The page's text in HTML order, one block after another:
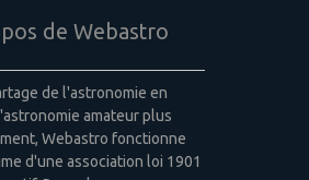
de Webastro
de l'astronomie en
amateur plus
Webastro fonctionne
d'une association loi 1901